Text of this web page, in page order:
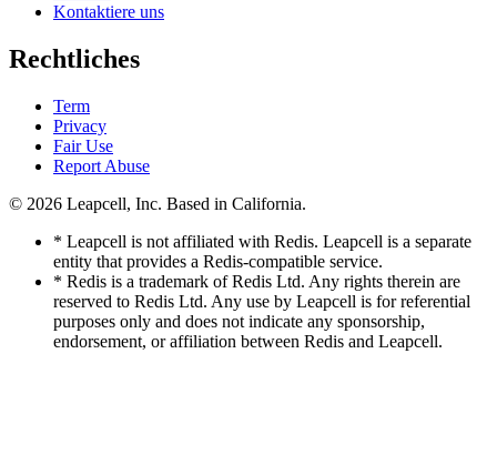
Kontaktiere uns
Rechtliches
Term
Privacy
Fair Use
Report Abuse
© 2026 Leapcell, Inc. Based in California.
* Leapcell is not affiliated with Redis. Leapcell is a separate
entity that provides a Redis-compatible service.
* Redis is a trademark of Redis Ltd. Any rights therein are
reserved to Redis Ltd. Any use by Leapcell is for referential
purposes only and does not indicate any sponsorship,
endorsement, or affiliation between Redis and Leapcell.